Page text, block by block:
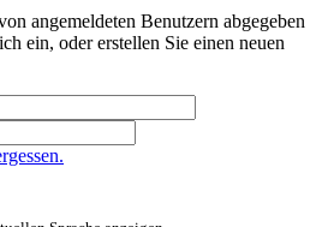
angemeldeten Benutzern abgegeben
ein, oder erstellen Sie einen neuen